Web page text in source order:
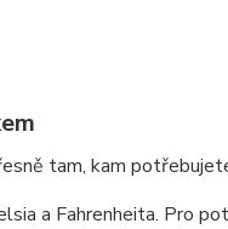
tam, kam
a Fahrenheita. Pro